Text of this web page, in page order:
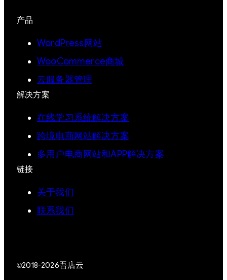
产品
WordPress网站
WooCommerce商城
云服务器管理
解决方案
在线学习系统解决方案
跨境电商网站解决方案
多用户电商网站和APP解决方案
链接
关于我们
联系我们
©2018-2026吾店云